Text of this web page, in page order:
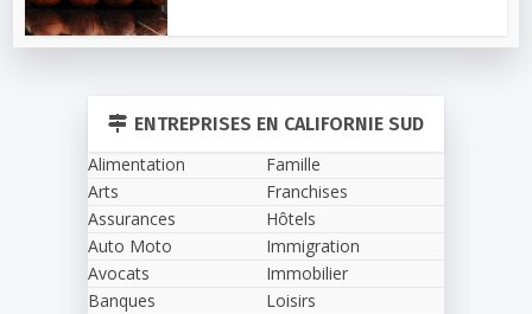
ENTREPRISES EN CALIFORNIE SUD
Alimentation
Arts
Assurances
Auto Moto
Avocats
Banques
Famille
Franchises
Hôtels
Immigration
Immobilier
Loisirs